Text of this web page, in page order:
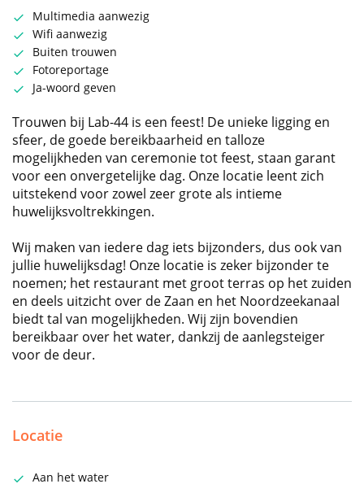
Multimedia aanwezig
Wifi aanwezig
Buiten trouwen
Fotoreportage
Ja-woord geven
Trouwen bij Lab-44 is een feest! De unieke ligging en
sfeer, de goede bereikbaarheid en talloze
mogelijkheden van ceremonie tot feest, staan garant
voor een onvergetelijke dag. Onze locatie leent zich
uitstekend voor zowel zeer grote als intieme
huwelijksvoltrekkingen.
Wij maken van iedere dag iets bijzonders, dus ook van
jullie huwelijksdag! Onze locatie is zeker bijzonder te
noemen; het restaurant met groot terras op het zuiden
en deels uitzicht over de Zaan en het Noordzeekanaal
biedt tal van mogelijkheden. Wij zijn bovendien
bereikbaar over het water, dankzij de aanlegsteiger
voor de deur.
Locatie
Aan het water